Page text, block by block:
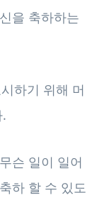
을 축하하는
하기 위해 머
슨 일이 일어
하 할 수 있도